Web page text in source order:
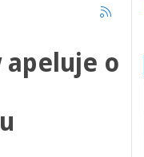
apeluje o